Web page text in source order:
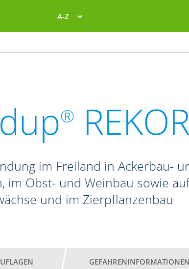
A-Z
®
im Freiland in Ackerbau-
im Obst- und Weinbau sowie
und im Zierpflanzenbau
GEFAHRENINFORMATIONEN